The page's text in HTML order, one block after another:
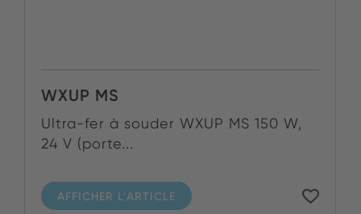
WXUP MS
Ultra-fer à souder WXUP MS 150 W,
24 V (porte...
AFFICHER L'ARTICLE